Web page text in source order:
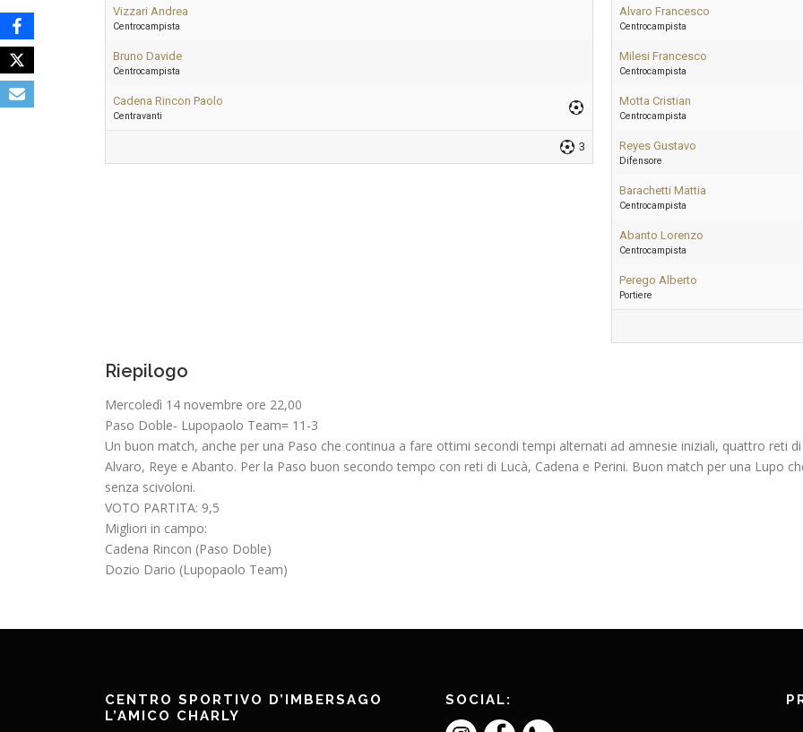
Vizzari Andrea
Centrocampista
Bruno Davide
Centrocampista
Cadena Rincon Paolo
Centravanti
3
Alvaro Francesco
Centrocampista
Milesi Francesco
Centrocampista
Motta Cristian
Centrocampista
Reyes Gustavo
Difensore
Barachetti Mattia
Centrocampista
Abanto Lorenzo
Centrocampista
Perego Alberto
Portiere
Riepilogo
Mercoledì 14 novembre ore 22,00
Paso Doble- Lupopaolo Team= 11-3
Un buon match, anche per una Paso che continua a fare ottimi secondi tempi alternati ad amnesie iniziali, quattro reti
Alvaro, Reye e Abanto. Per la Paso buon secondo tempo con reti di Lucà, Cadena e Perini. Buon match per una Lupo
senza scivoloni.
VOTO PARTITA: 9,5
Migliori in campo:
Cadena Rincon (Paso Doble)
Dozio Dario (Lupopaolo Team)
CENTRO SPORTIVO D’IMBERSAGO
L’AMICO CHARLY
SOCIAL: